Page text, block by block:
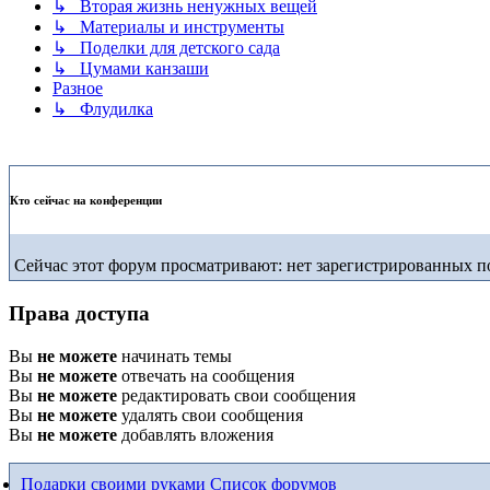
↳ Вторая жизнь ненужных вещей
↳ Материалы и инструменты
↳ Поделки для детского сада
↳ Цумами канзаши
Разное
↳ Флудилка
Кто сейчас на конференции
Сейчас этот форум просматривают: нет зарегистрированных
Права доступа
Вы не можете начинать темы
Вы не можете отвечать на сообщения
Вы не можете редактировать свои сообщения
Вы не можете удалять свои сообщения
Вы не можете добавлять вложения
Подарки своими руками Список форумов